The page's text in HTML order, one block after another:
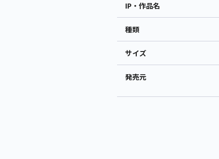
IP・作品名
種類
サイズ
発売元